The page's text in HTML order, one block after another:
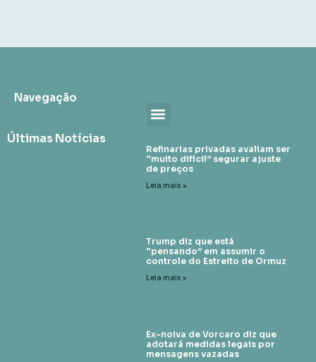
Navegação
Últimas Notícias
Refinarias privadas avaliam ser
“muito difícil” segurar ajuste
de preços
Leia mais »
Trump diz que está
“pensando” em assumir o
controle do Estreito de Ormuz
Leia mais »
Ex-noiva de Vorcaro diz que
adotará medidas legais por
mensagens vazadas